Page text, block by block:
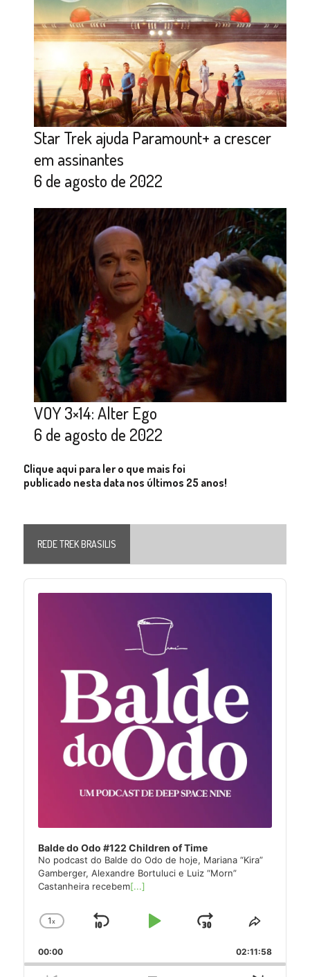
Star Trek ajuda Paramount+ a crescer
em assinantes
6 de agosto de 2022
VOY 3×14: Alter Ego
6 de agosto de 2022
Clique aqui para ler o que mais foi
publicado nesta data nos últimos 25 anos!
REDE TREK BRASILIS
Audio
Player
Balde do Odo #122 Children of Time
No podcast do Balde do Odo de hoje, Mariana “Kira”
Gamberger, Alexandre Bortuluci e Luiz “Morn”
Castanheira recebem[...]
Change
Rate
1x
Skip
Play
Jump
Forward
Share
Episode
00:00 02:11:58